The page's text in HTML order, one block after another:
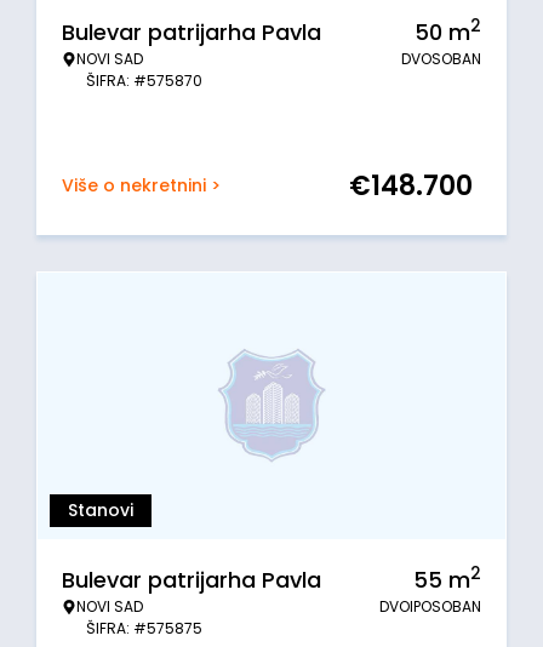
Bulevar patrijarha Pavla
NOVI SAD
ŠIFRA: #575870
50 m2
DVOSOBAN
Više o nekretnini > €148.700
Stanovi
Bulevar patrijarha Pavla
NOVI SAD
ŠIFRA: #575875
55 m2
DVOIPOSOBAN